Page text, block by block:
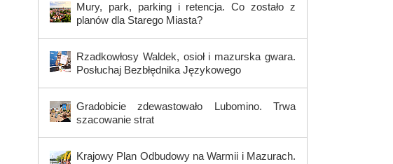
Mury, park, parking i retencja. Co zostało z
planów dla Starego Miasta?
Rzadkowłosy Waldek, osioł i mazurska gwara.
Posłuchaj Bezbłędnika Językowego
Gradobicie zdewastowało Lubomino. Trwa
szacowanie strat
Krajowy Plan Odbudowy na Warmii i Mazurach.